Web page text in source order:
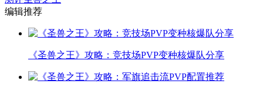
编辑推荐
《圣兽之王》攻略：竞技场PVP变种核爆队分享